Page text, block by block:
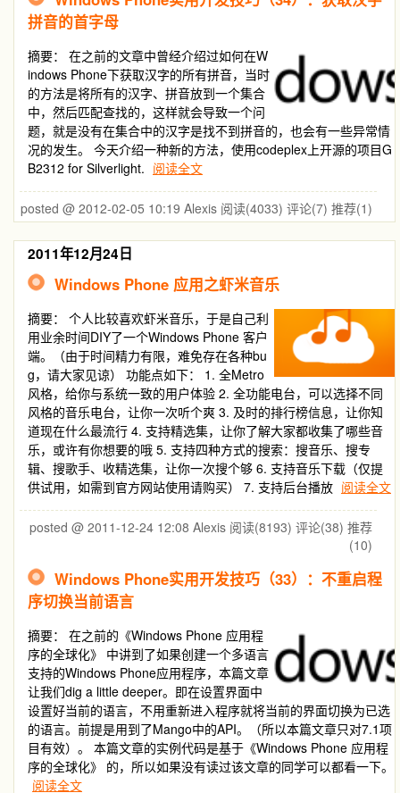
拼音的首字母
摘要： 在之前的文章中曾经介绍过如何在W
indows Phone下获取汉字的所有拼音，当时
的方法是将所有的汉字、拼音放到一个集合
中，然后匹配查找的，这样就会导致一个问
题，就是没有在集合中的汉字是找不到拼音的，也会有一些异常情
况的发生。 今天介绍一种新的方法，使用codeplex上开源的项目G
B2312 for Silverlight. 阅读全文
posted @ 2012-02-05 10:19 Alexis 阅读(4033) 评论(7) 推荐(1)
2011年12月24日
Windows Phone 应用之虾米音乐
摘要： 个人比较喜欢虾米音乐，于是自己利
用业余时间DIY了一个Windows Phone 客户
端。（由于时间精力有限，难免存在各种bu
g，请大家见谅） 功能点如下： 1. 全Metro
风格，给你与系统一致的用户体验 2. 全功能电台，可以选择不同
风格的音乐电台，让你一次听个爽 3. 及时的排行榜信息，让你知
道现在什么最流行 4. 支持精选集，让你了解大家都收集了哪些音
乐，或许有你想要的哦 5. 支持四种方式的搜索：搜音乐、搜专
辑、搜歌手、收精选集，让你一次搜个够 6. 支持音乐下载（仅提
供试用，如需到官方网站使用请购买） 7. 支持后台播放 阅读全文
posted @ 2011-12-24 12:08 Alexis 阅读(8193) 评论(38) 推荐
(10)
Windows Phone实用开发技巧（33）：不重启程
序切换当前语言
摘要： 在之前的《Windows Phone 应用程
序的全球化》 中讲到了如果创建一个多语言
支持的Windows Phone应用程序，本篇文章
让我们dig a little deeper。即在设置界面中
设置好当前的语言，不用重新进入程序就将当前的界面切换为已选
的语言。前提是用到了Mango中的API。（所以本篇文章只对7.1项
目有效）。 本篇文章的实例代码是基于《Windows Phone 应用程
序的全球化》 的，所以如果没有读过该文章的同学可以都看一下。
阅读全文